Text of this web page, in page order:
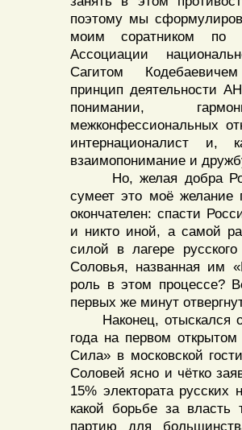
поэтому мы
моим соратником по
Ассоциации
Сагитом
принцип деятельности
понимании,
межконфессиональных
интернационалист
взаимопонимание и
Но, желая добра
сумеет это моё
окончателен: спасти
и никто иной, а самой
силой в лагере
Соловья, названная им
роль в этом процессе?
первых же минут
Наконец, отыскался
года на первом
Сила» в московской
Соловей ясно и чётко
15% электората русских
какой борьбе за
партию для